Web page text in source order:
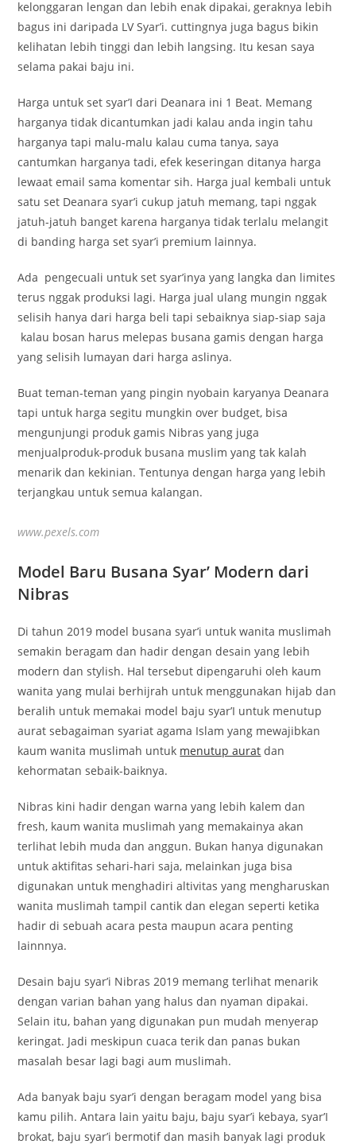
kelonggaran lengan dan lebih enak dipakai, geraknya lebih
bagus ini daripada LV Syar’i. cuttingnya juga bagus bikin
kelihatan lebih tinggi dan lebih langsing. Itu kesan saya
selama pakai baju ini.
Harga untuk set syar’I dari Deanara ini 1 Beat. Memang
harganya tidak dicantumkan jadi kalau anda ingin tahu
harganya tapi malu-malu kalau cuma tanya, saya
cantumkan harganya tadi, efek keseringan ditanya harga
lewaat email sama komentar sih. Harga jual kembali untuk
satu set Deanara syar’i cukup jatuh memang, tapi nggak
jatuh-jatuh banget karena harganya tidak terlalu melangit
di banding harga set syar’i premium lainnya.
Ada pengecuali untuk set syar’inya yang langka dan limites
terus nggak produksi lagi. Harga jual ulang mungin nggak
selisih hanya dari harga beli tapi sebaiknya siap-siap saja
kalau bosan harus melepas busana gamis dengan harga
yang selisih lumayan dari harga aslinya.
Buat teman-teman yang pingin nyobain karyanya Deanara
tapi untuk harga segitu mungkin over budget, bisa
mengunjungi produk gamis Nibras yang juga
menjualproduk-produk busana muslim yang tak kalah
menarik dan kekinian. Tentunya dengan harga yang lebih
terjangkau untuk semua kalangan.
www.pexels.com
Model Baru Busana Syar’ Modern dari
Nibras
Di tahun 2019 model busana syar’i untuk wanita muslimah
semakin beragam dan hadir dengan desain yang lebih
modern dan stylish. Hal tersebut dipengaruhi oleh kaum
wanita yang mulai berhijrah untuk menggunakan hijab dan
beralih untuk memakai model baju syar’I untuk menutup
aurat sebagaiman syariat agama Islam yang mewajibkan
kaum wanita muslimah untuk menutup aurat dan
kehormatan sebaik-baiknya.
Nibras kini hadir dengan warna yang lebih kalem dan
fresh, kaum wanita muslimah yang memakainya akan
terlihat lebih muda dan anggun. Bukan hanya digunakan
untuk aktifitas sehari-hari saja, melainkan juga bisa
digunakan untuk menghadiri altivitas yang mengharuskan
wanita muslimah tampil cantik dan elegan seperti ketika
hadir di sebuah acara pesta maupun acara penting
lainnnya.
Desain baju syar’i Nibras 2019 memang terlihat menarik
dengan varian bahan yang halus dan nyaman dipakai.
Selain itu, bahan yang digunakan pun mudah menyerap
keringat. Jadi meskipun cuaca terik dan panas bukan
masalah besar lagi bagi aum muslimah.
Ada banyak baju syar’i dengan beragam model yang bisa
kamu pilih. Antara lain yaitu baju, baju syar’i kebaya, syar’I
brokat, baju syar’i bermotif dan masih banyak lagi produk